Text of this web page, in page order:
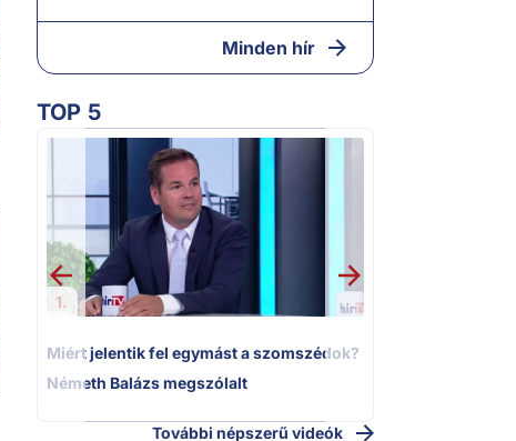
Minden hír
TOP 5
1.
Miért jelentik fel egymást a szomszédok?
Németh Balázs megszólalt
További népszerű videók